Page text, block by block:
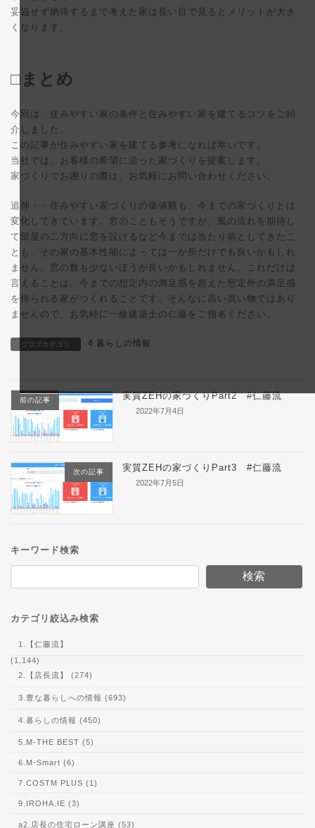
妥協せず納得するまで考えた家は長い目で見るとメリットが大き
くなります。
□まとめ
今回は、住みやすい家の条件と住みやすい家を建てるコツをご紹
介しました。
この記事が住みやすい家を建てる参考になれば幸いです。
当社では、お客様の希望に沿った家づくりを提案します。
家づくりでお困りの際は、お気軽にお問い合わせください。
追伸・・住みやすい家づくりの価値観も、今までの家づくりとは
変化してきています。窓のこともそうですが、風の流れを期待し
て部屋の二方向に窓を設けるなど今までは当たり前としてきたこ
とも、その家の基本性能によっては一か所だけでも良いかもしれ
ません。窓の数も少ないほうが良いかもしれません。これだけは
言えることは、今までの想定内の満足感を超えた想定外の満足感
を得られる家がつくれることです。そんなに高い買い物ではあり
ませんので、お気軽に一級建築士の仁藤をご指名ください。
ブログカテゴリ 4.暮らしの情報
前の記事 実質ZEHの家づくりPart2 #仁藤流
2022年7月4日
次の記事 実質ZEHの家づくりPart3 #仁藤流
2022年7月5日
キーワード検索
検索
カテゴリ絞込み検索
1.【仁藤流】
(1,144)
2.【店長流】 (274)
3.豊な暮らしへの情報 (693)
4.暮らしの情報 (450)
5.M-THE BEST (5)
6.M-Smart (6)
7.COSTM PLUS (1)
9.IROHA.IE (3)
a2.店長の住宅ローン講座 (53)